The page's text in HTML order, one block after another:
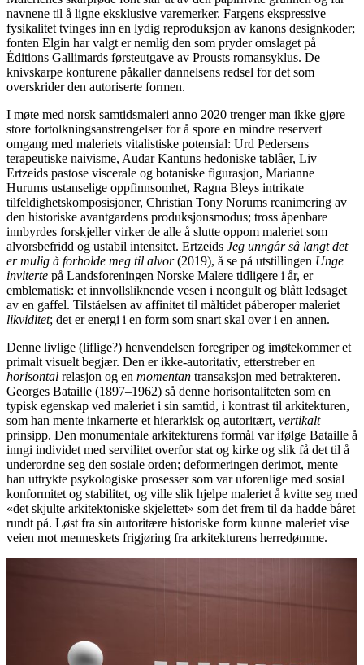
navnene til å ligne eksklusive varemerker. Fargens ekspressive
fysikalitet tvinges inn en lydig reproduksjon av kanons designkoder;
fonten Elgin har valgt er nemlig den som pryder omslaget på
Éditions Gallimards førsteutgave av Prousts romansyklus. De
knivskarpe konturene påkaller dannelsens redsel for det som
overskrider den autoriserte formen.
I møte med norsk samtidsmaleri anno 2020 trenger man ikke gjøre
store fortolkningsanstrengelser for å spore en mindre reservert
omgang med maleriets vitalistiske potensial: Urd Pedersens
terapeutiske naivisme, Audar Kantuns hedoniske tablåer, Liv
Ertzeids pastose viscerale og botaniske figurasjon, Marianne
Hurums ustanselige oppfinnsomhet, Ragna Bleys intrikate
tilfeldighetskomposisjoner, Christian Tony Norums reanimering av
den historiske avantgardens produksjonsmodus; tross åpenbare
innbyrdes forskjeller virker de alle å slutte oppom maleriet som
alvorsbefridd og ustabil intensitet. Ertzeids Jeg unngår så langt det
er mulig å forholde meg til alvor(2019), å se på utstillingen Unge
inviterte på Landsforeningen Norske Malere tidligere i år, er
emblematisk: et innvollsliknende vesen i neongult og blått ledsaget
av en gaffel. Tilståelsen av affinitet til måltidet påberoper maleriet
likviditet; det er energi i en form som snart skal over i en annen.
Denne livlige (liflige?) henvendelsen foregriper og imøtekommer et
primalt visuelt begjær. Den er ikke-autoritativ, etterstreber en
horisontal relasjon og en momentan transaksjon med betrakteren.
Georges Bataille (1897–1962) så denne horisontaliteten som en
typisk egenskap ved maleriet i sin samtid, i kontrast til arkitekturen,
som han mente inkarnerte et hierarkisk og autoritært, vertikalt
prinsipp. Den monumentale arkitekturens formål var ifølge Bataille å
inngi individet med servilitet overfor stat og kirke og slik få det til å
underordne seg den sosiale orden; deformeringen derimot, mente
han uttrykte psykologiske prosesser som var uforenlige med sosial
konformitet og stabilitet, og ville slik hjelpe maleriet å kvitte seg med
«det skjulte arkitektoniske skjelettet» som det frem til da hadde båret
rundt på. Løst fra sin autoritære historiske form kunne maleriet vise
veien mot menneskets frigjøring fra arkitekturens herredømme.